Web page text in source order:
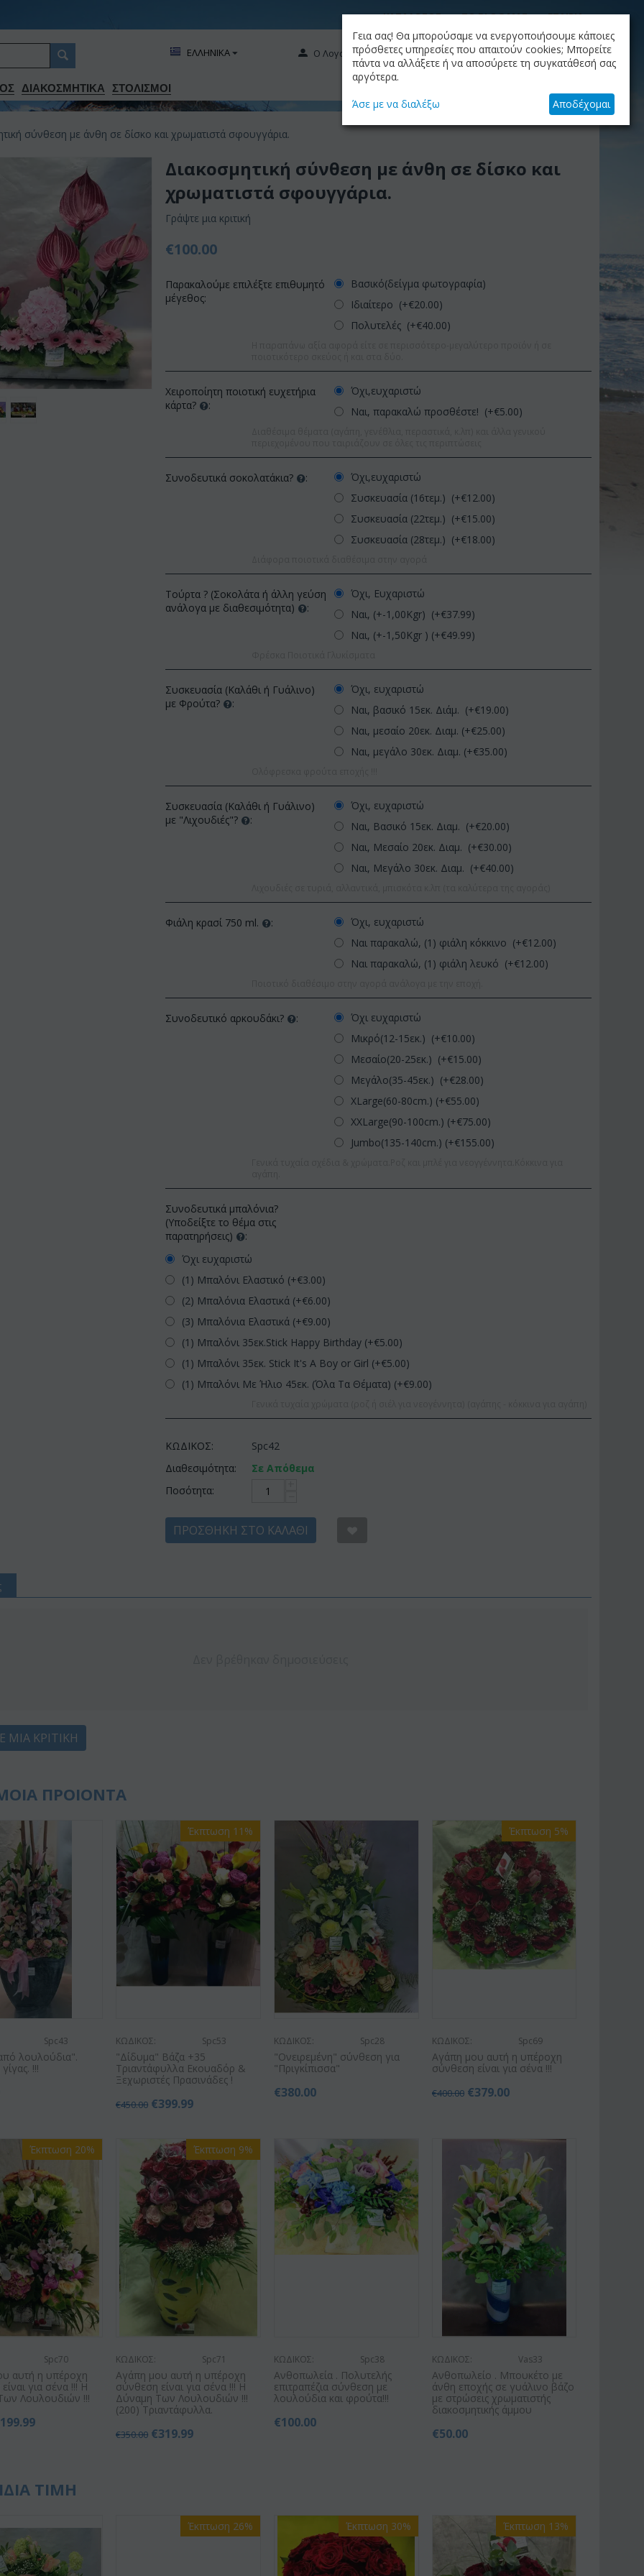
ΚΑΤΑΛΟΓΟΣ ΤΟ BLOG ΜΑΣ ΕΤΑΙΡΙΑ
ΔΙΑΚΟΣΜΗΤΙΚA ΣΤΟΛΙΣΜΟΙ
Ο Λογαριασμός μου
ΕΛΛΗΝΙΚΑ
+30.210.9319884
ΚΑΛΆΘΙ
Το καλάθι είναι άδειο
σύνθεση με άνθη σε δίσκο και χρωματιστά σφουγγάρια.
(21) τριαντάφυλλα 60-70 εκ.
(διάφορα χρώμ...
Έκπτωση 11%
ΚΩΔΙΚΟΣ: Afp1
Ορχιδέα φαλαίνοψις σε
γυάλινο βάζο
39.99
Ποιοτική Γλά...
€65.00 €
Διακοσμητική σύνθεση με άνθη σε δίσκο και
χρωματιστά σφουγγάρια.
Γράψτε μια κριτική
€100.00
Παρακαλούμε επιλέξτε επιθυμητό
μέγεθος:
Βασικό(δείγμα φωτογραφία)
Ιδιαίτερο (+€20.00)
Πολυτελές (+€40.00)
Χειροποίητη ποιοτική ευχετήρια
κάρτα?
:
Όχι,ευχαριστώ
Ναι, παρακαλώ προσθέστε! (+€5.00)
Συνοδευτικά σοκολατάκια? :
Όχι,ευχαριστώ
Συσκευασία (16τεμ.) (+€12.00)
Συσκευασία (22τεμ.) (+€15.00)
Συσκευασία (28τεμ.) (+€18.00)
Τούρτα ? (Σοκολάτα ή άλλη γεύση
ανάλογα με διαθεσιμότητα)
:
Όχι, Ευχαριστώ
Ναι, (+-1,00Kgr) (+€37.99)
Ναι, (+-1,50Kgr ) (+€49.99)
Συσκευασία (Καλάθι ή Γυάλινο)
με Φρούτα?
:
Όχι, ευχαριστώ
Ναι, βασικό 15εκ. Διάμ. (+€19.00)
Ναι, μεσαίο 20εκ. Διαμ. (+€25.00)
Ναι, μεγάλο 30εκ. Διαμ. (+€35.00)
Συσκευασία (Καλάθι ή Γυάλινο)
με "Λιχουδιές"?
:
Όχι, ευχαριστώ
Ναι, Βασικό 15εκ. Διαμ. (+€20.00)
Ναι, Μεσαίο 20εκ. Διαμ. (+€30.00)
Ναι, Μεγάλο 30εκ. Διαμ. (+€40.00)
Φιάλη κρασί 750 ml. :
Όχι, ευχαριστώ
Ναι παρακαλώ, (1) φιάλη κόκκινο (+€12.00)
Ναι παρακαλώ, (1) φιάλη λευκό (+€12.00)
Συνοδευτικό αρκουδάκι? :
Όχι ευχαριστώ
Μικρό(12-15εκ.) (+€10.00)
Μεσαίο(20-25εκ.) (+€15.00)
Μεγάλο(35-45εκ.) (+€28.00)
XLarge(60-80cm.) (+€55.00)
XXLarge(90-100cm.) (+€75.00)
Jumbo(135-140cm.) (+€155.00)
Συνοδευτικά μπαλόνια?
(Υποδείξτε το θέμα στις
παρατηρήσεις)
:
Όχι ευχαριστώ
(1) Μπαλόνι Ελαστικό (+€3.00)
(2) Μπαλόνια Ελαστικά (+€6.00)
(3) Μπαλόνια Ελαστικά (+€9.00)
(1) Μπαλόνι 35εκ.Stick Happy Birthday (+€5.00)
(1) Μπαλόνι 35εκ. Stick It's A Boy or Girl (+€5.00)
(1) Μπαλόνι Με Ήλιο 45εκ. (Όλα Τα Θέματα) (+€9.00)
ΚΩΔΙΚΟΣ:
Spc42
Διαθεσιμότητα:
Σε Απόθεμα
Ποσότητα:
ΠΡΟΣΘΉΚΗ ΣΤΟ ΚΑΛΆΘΙ
ΜΙΑ ΚΡΙΤΙΚΉ
ΠΡΟΙΟΝΤΑ
Spc43
λουλούδια".
!!!
Έκπτωση 11%
ΚΩΔΙΚΟΣ: Spc53
"Δίδυμα" Βάζα +35
Τριαντάφυλλα Εκουαδόρ &
Ξεχωριστές Πρασινάδες !
€450.00 €399.99
ΚΩΔΙΚΟΣ: Spc28
"Ονειρεμένη" σύνθεση για
"Πριγκίπισσα"
€380.00
Έκπτωση 5%
ΚΩΔΙΚΟΣ: Spc69
Αγάπη μου αυτή η υπέροχη
σύνθεση είναι για σένα !!!
€400.00 €379.00
Έκπτωση 20%
Spc70
αυτή η υπέροχη
για σένα !!! Η
Λουλουδιών !!!
199.99
Έκπτωση 9%
ΚΩΔΙΚΟΣ: Spc71
Αγάπη μου αυτή η υπέροχη
σύνθεση είναι για σένα !!! Η
Δύναμη Των Λουλουδιών !!!
(200) Τριαντάφυλλα.
€350.00 €319.99
ΚΩΔΙΚΟΣ: Spc38
Ανθοπωλεία . Πολυτελής
επιτραπέζια σύνθεση με
λουλούδια και φρούτα!!!
€100.00
ΚΩΔΙΚΟΣ: Vas33
Ανθοπωλείο . Μπουκέτο με
άνθη εποχής σε γυάλινο βάζο
με στρώσεις χρωματιστής
διακοσμητικής άμμου
€50.00
ΤΙΜΗ
Έκπτωση 26% Έκπτωση 30% Έκπτωση 13%
Γεια σας! Θα μπορούσαμε να ενεργοποιήσουμε κάποιες
πρόσθετες υπηρεσίες που απαιτούν cookies; Μπορείτε
πάντα να αλλάξετε ή να αποσύρετε τη συγκατάθεσή σας
αργότερα.
Άσε με να διαλέξω Αποδέχομαι